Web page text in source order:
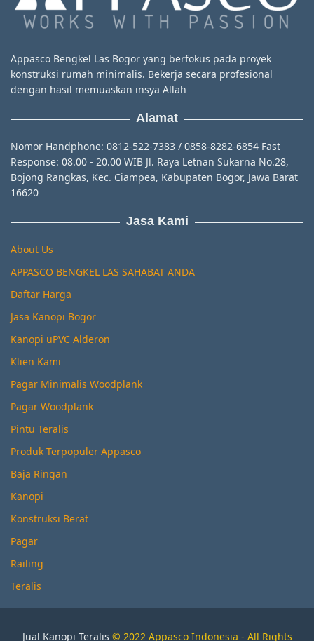
Appasco Bengkel Las Bogor yang berfokus pada proyek
konstruksi rumah minimalis. Bekerja secara profesional
dengan hasil memuaskan insya Allah
Alamat
Nomor Handphone: 0812-522-7383 / 0858-8282-6854 Fast
Response: 08.00 - 20.00 WIB Jl. Raya Letnan Sukarna No.28,
Bojong Rangkas, Kec. Ciampea, Kabupaten Bogor, Jawa Barat
16620
Jasa Kami
About Us
APPASCO BENGKEL LAS SAHABAT ANDA
Daftar Harga
Jasa Kanopi Bogor
Kanopi uPVC Alderon
Klien Kami
Pagar Minimalis Woodplank
Pagar Woodplank
Pintu Teralis
Produk Terpopuler Appasco
Baja Ringan
Kanopi
Konstruksi Berat
Pagar
Railing
Teralis
Jual Kanopi Teralis © 2022 Appasco Indonesia - All Rights